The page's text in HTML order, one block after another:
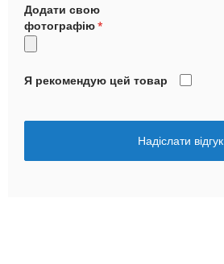
Додати свою
фотографію
Я рекомендую цей товар
Надіслати відгук